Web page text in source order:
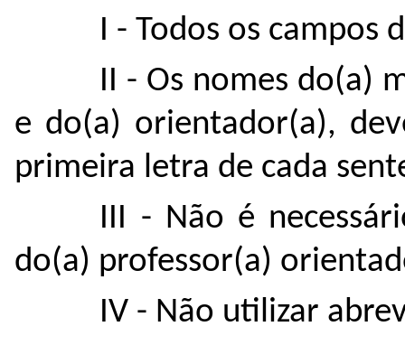
I - Todos os campos
II - Os nomes do(a)
e do(a) orientador(a),
primeira letra de cada
III - Não é
do(a) professor(a)
IV - Não utilizar